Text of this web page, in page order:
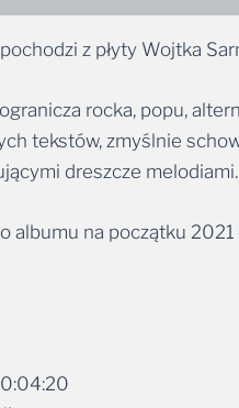
z płyty Wojtka
rocka, popu,
tekstów, zmyślnie
dreszcze melodiami.
albumu na początku